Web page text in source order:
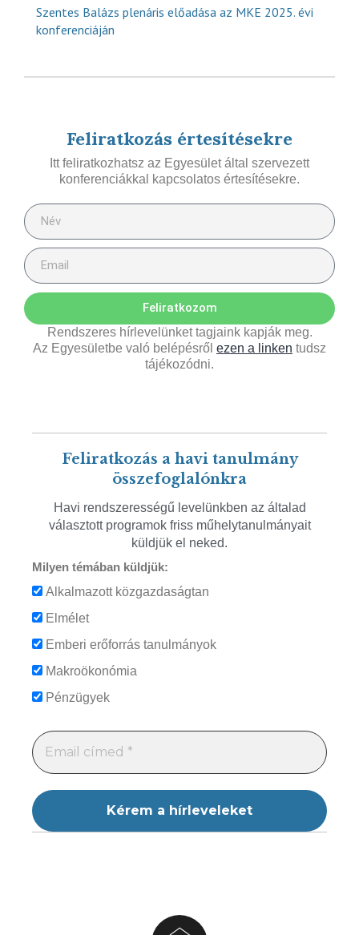
Szentes Balázs plenáris előadása az MKE 2025. évi
konferenciáján
Feliratkozás értesítésekre
Itt feliratkozhatsz az Egyesület által szervezett
konferenciákkal kapcsolatos értesítésekre.
Feliratkozom
Rendszeres hírlevelünket tagjaink kapják meg.
Az Egyesületbe való belépésről ezen a linken tudsz
tájékozódni.
Feliratkozás a havi tanulmány
összefoglalónkra
Havi rendszerességű levelünkben az általad
választott programok friss műhelytanulmányait
küldjük el neked.
Milyen témában küldjük:
Alkalmazott közgazdaságtan
Elmélet
Emberi erőforrás tanulmányok
Makroökonómia
Pénzügyek